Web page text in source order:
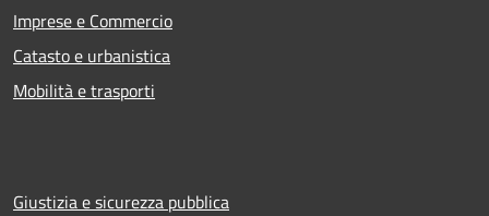
Imprese e Commercio
Catasto e urbanistica
Mobilità e trasporti
Giustizia e sicurezza pubblica